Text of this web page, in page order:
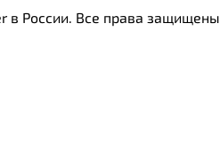
в России. Все права защищены